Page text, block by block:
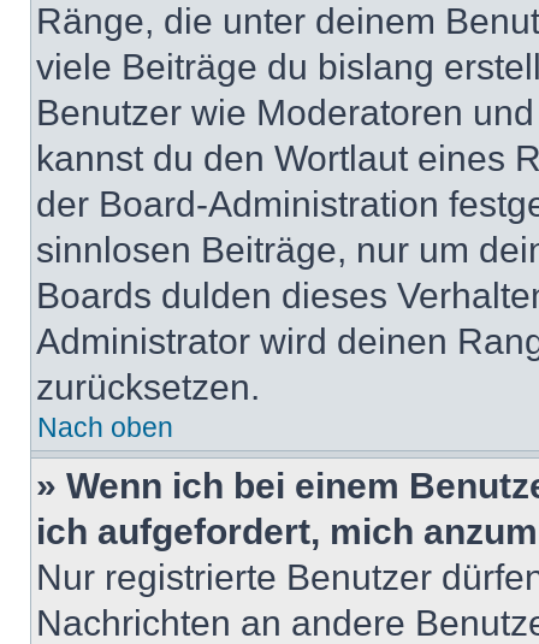
Ränge, die unter deinem
viele Beiträge du bislang
Benutzer wie Moderatoren
kannst du den Wortlaut eines
der Board-Administration
sinnlosen Beiträge, nur um
Boards dulden dieses
Administrator wird deinen
zurücksetzen.
Nach oben
» Wenn ich bei einem
ich aufgefordert, mich
Nur registrierte Benutzer
Nachrichten an andere